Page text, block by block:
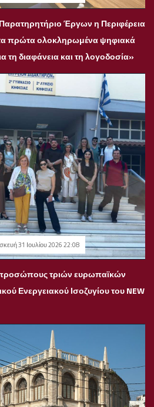
Έργων η Περιφέρεια
πρώτα ολοκληρωμένα ψηφιακά
τη διαφάνεια και τη λογοδοσία»
31 Ιουλίου 2026 22:08
τριών ευρωπαϊκών
Ενεργειακού Ισοζυγίου του NEW